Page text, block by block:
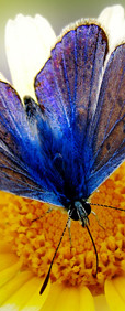
می کنید، می
به عکاسی با
و آن را
است، اما عکس
از عکاسی با
ادامه مطلب